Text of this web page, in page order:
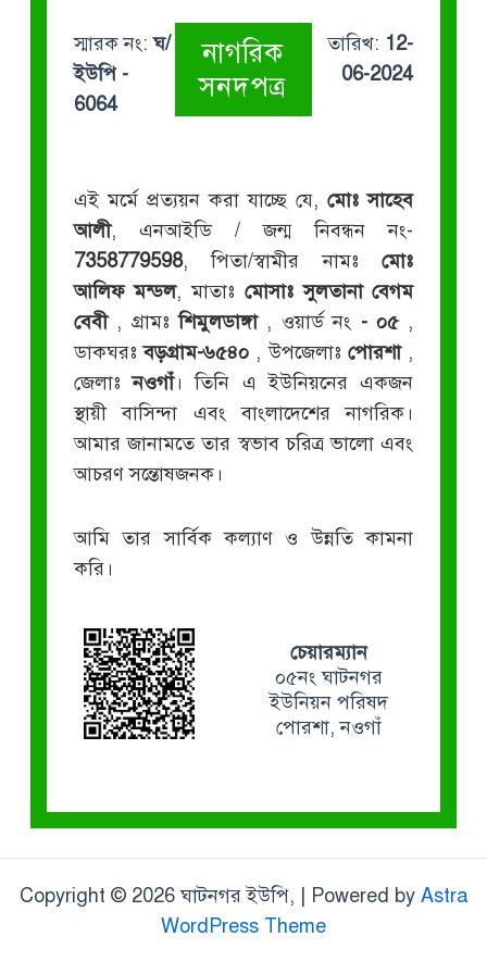
স্মারক নং:ঘ/
ইউপি -
6064
নাগরিক
সনদপত্র
তারিখ: 12-
06-2024
এই মর্মে প্রত্যয়ন করা যাচ্ছে যে,মোঃ সাহেব
আলী, এনআইডি / জন্ম নিবন্ধন নং-
7358779598, পিতা/স্বামীর নামঃমোঃ
আলিফ মন্ডল, মাতাঃ মোসাঃ সুলতানা বেগম
বেবী , গ্রামঃশিমুলডাঙ্গা , ওয়ার্ড নং - ০৫ ,
ডাকঘরঃবড়গ্রাম-৬৫৪০ , উপজেলাঃ পোরশা ,
জেলাঃনওগাঁ। তিনি এ ইউনিয়নের একজন
স্থায়ী বাসিন্দা এবং বাংলাদেশের নাগরিক।
আমার জানামতে তার স্বভাব চরিত্র ভালো এবং
আচরণ সন্তোষজনক।
আমি তার সার্বিক কল্যাণ ও উন্নতি কামনা
করি।
চেয়ারম্যান
০৫নং ঘাটনগর
ইউনিয়ন পরিষদ
পোরশা, নওগাঁ
Copyright © 2026 ঘাটনগর ইউপি, | Powered by Astra
WordPress Theme